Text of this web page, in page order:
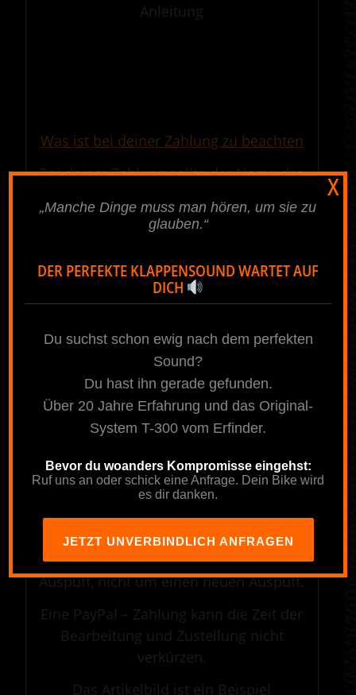
Anleitung
Was ist bei deiner Zahlung zu beachten
Bei deiner Zahlung sollte der Name des
(wird nach der Onlinebestellung
vergeben und auch per E-Mail
eine sichere und schnelle Zuordnung
deiner Zahlung erfolgen kann.
.
.
Hinweis
Bei diesem Angebot handelt es sich um
eine kundenspezifische Anfertigung,
Es handelt sich um einen Umbau von
deinem Auspuff auf verstellbaren
Auspuff, nicht um einen neuen Auspuff.
Eine PayPal – Zahlung kann die Zeit der
Bearbeitung und Zustellung nicht
verkürzen.
Das Artikelbild ist ein Beispiel
„Manche Dinge muss man hören, um sie zu
glauben.“
DER PERFEKTE KLAPPENSOUND WARTET AUF
DICH
Du suchst schon ewig nach dem perfekten
Sound?
Du hast ihn gerade gefunden.
Über 20 Jahre Erfahrung und das Original-
System T-300 vom Erfinder.
Bevor du woanders Kompromisse eingehst:
Ruf uns an oder schick eine Anfrage. Dein Bike wird
es dir danken.
JETZT UNVERBINDLICH ANFRAGEN
X